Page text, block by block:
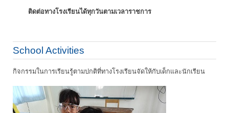
ติดต่อทางโรงเรียนได้ทุกวันตามเวลาราชการ
School Activities
กิจกรรมในการเรียนรู้ตามปกติที่ทางโรงเรียนจัดให้กับเด็กและนักเรียน